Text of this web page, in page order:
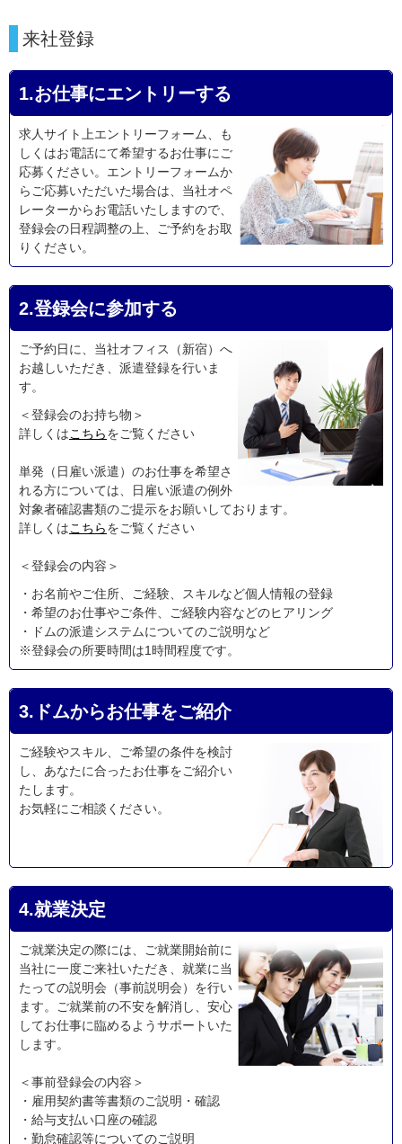
来社登録
1.お仕事にエントリーする
求人サイト上エントリーフォーム、も
しくはお電話にて希望するお仕事にご
応募ください。エントリーフォームか
らご応募いただいた場合は、当社オペ
レーターからお電話いたしますので、
登録会の日程調整の上、ご予約をお取
りください。
2.登録会に参加する
ご予約日に、当社オフィス（新宿）へ
お越しいただき、派遣登録を行いま
す。
＜登録会のお持ち物＞
詳しくはこちらをご覧ください
単発（日雇い派遣）のお仕事を希望さ
れる方については、日雇い派遣の例外
対象者確認書類のご提示をお願いしております。
詳しくはこちらをご覧ください
＜登録会の内容＞
・お名前やご住所、ご経験、スキルなど個人情報の登録
・希望のお仕事やご条件、ご経験内容などのヒアリング
・ドムの派遣システムについてのご説明など
※登録会の所要時間は1時間程度です。
3.ドムからお仕事をご紹介
ご経験やスキル、ご希望の条件を検討
し、あなたに合ったお仕事をご紹介い
たします。
お気軽にご相談ください。
4.就業決定
ご就業決定の際には、ご就業開始前に
当社に一度ご来社いただき、就業に当
たっての説明会（事前説明会）を行い
ます。ご就業前の不安を解消し、安心
してお仕事に臨めるようサポートいた
します。
＜事前登録会の内容＞
・雇用契約書等書類のご説明・確認
・給与支払い口座の確認
・勤怠確認等についてのご説明